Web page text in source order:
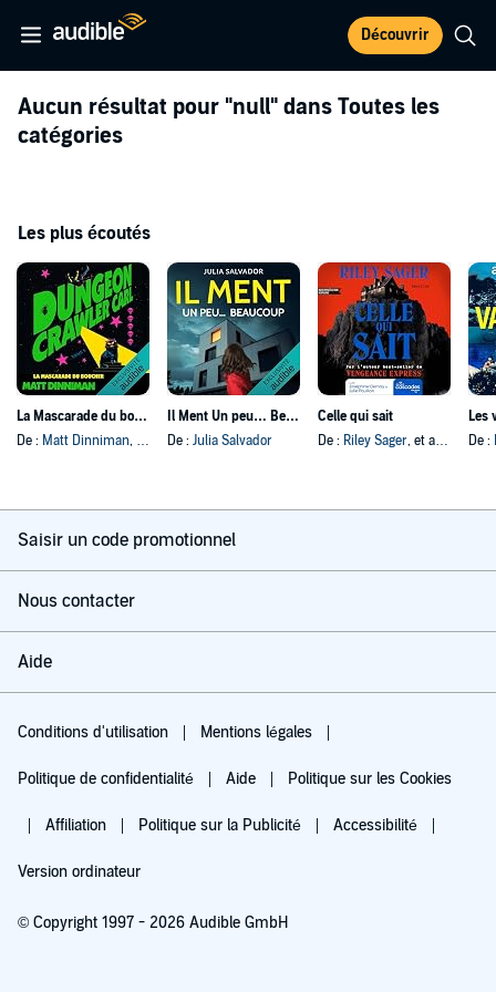
Découvrir
Aucun résultat pour "null" dans Toutes les
catégories
Les plus écoutés
La Mascarade du boucher
De : Matt Dinniman, et autres
Il Ment Un peu… Beaucoup
De : Julia Salvador
Celle qui sait
De : Riley Sager, et autres
Les
De :
Saisir un code promotionnel
Nous contacter
Aide
Conditions d'utilisation Mentions légales
Politique de confidentialité Aide Politique sur les Cookies
Affiliation Politique sur la Publicité Accessibilité
Version ordinateur
© Copyright 1997 - 2026 Audible GmbH